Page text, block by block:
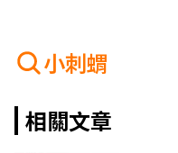
小刺蝟
相關文章